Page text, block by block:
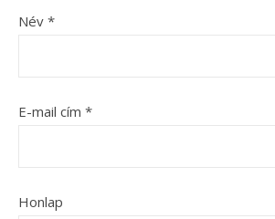
Név *
E-mail cím *
Honlap